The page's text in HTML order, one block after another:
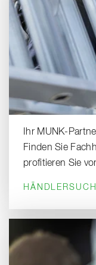
Ihr MUNK-
Finden Sie
profitieren Sie